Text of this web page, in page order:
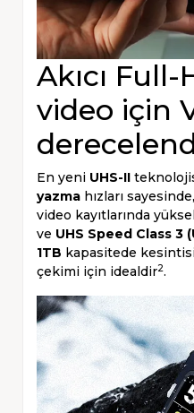
Akıcı
video için
En yeni UHS-II
yazma hızları
video kayıtlarında
ve UHS Speed Class 3
1TB kapasitede
çekimi için idealdir2.